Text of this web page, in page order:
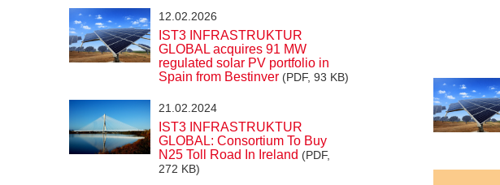
12.02.2026
IST3 INFRASTRUKTUR
GLOBAL acquires 91 MW
regulated solar PV portfolio in
Spain from Bestinver (PDF, 93 KB)
21.02.2024
IST3 INFRASTRUKTUR
GLOBAL: Consortium To Buy
N25 Toll Road In Ireland (PDF,
272 KB)